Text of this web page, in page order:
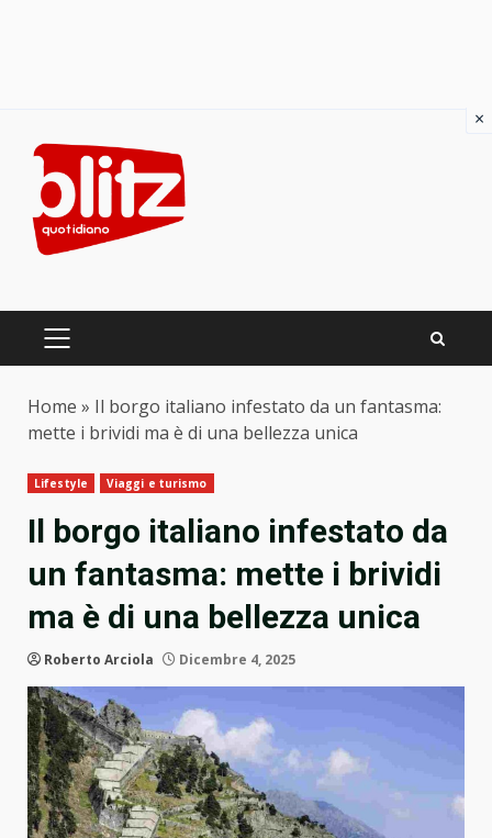
content
PRIMARY
Home » Il borgo italiano infestato da un fantasma:
mette i brividi ma è di una bellezza unica
Lifestyle Viaggi e turismo
Il borgo italiano infestato da
un fantasma: mette i brividi
ma è di una bellezza unica
Roberto Arciola Dicembre 4, 2025
×